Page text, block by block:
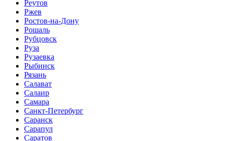
Реутов
Ржев
Ростов-на-Дону
Рошаль
Рубцовск
Руза
Рузаевка
Рыбинск
Рязань
Салават
Салаир
Самара
Санкт-Петербург
Саранск
Сарапул
Саратов